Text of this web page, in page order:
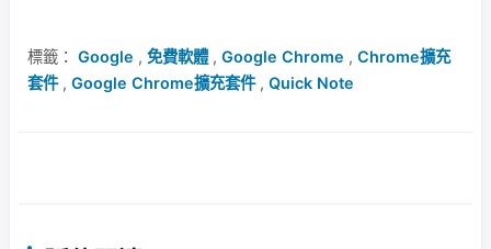
標籤： Google , 免費軟體, Google Chrome , Chrome擴充
套件, Google Chrome擴充套件, Quick Note